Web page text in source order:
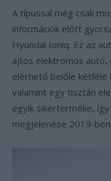
A típussal még csak
információk előtt
Hyundai Ioniq. Ez az
ajtós elektromos autó,
elérhető belőle kétféle
valamint egy tisztán
egyik sikerterméke,
megjelenése 2019-ben!